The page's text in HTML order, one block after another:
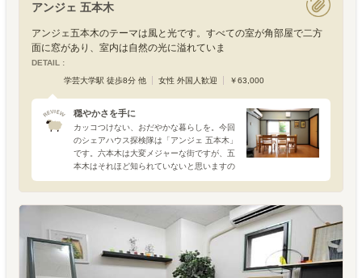
アンジェ 五本木
アンジェ五本木のテーマは風と光です。すべての室が角部屋で二方
面に窓があり、室内は自然の光に溢れていま
DETAIL :
学芸大学駅 徒歩8分 他
女性 外国人歓迎 ￥63,000
穏やかさを手に
カッコつけない、おだやかな暮らしを。今回
のシェアハウス探検隊は「アンジェ 五本木」
です。六本木は大変メジャーな街ですが、五
本木はそれほど知られていないと思いますの
す。最寄駅が祐天寺or学芸大学となる東急東
横線沿いの目黒区